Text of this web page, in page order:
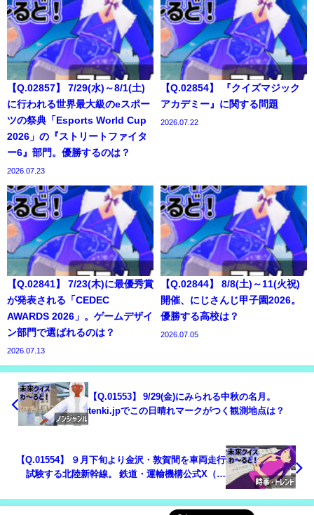
【Q.02857】 7/29(水)～8/1(土)
に行われる世界最大級のeスポー
ツの祭典「Esports World Cup
2026」の『ストリートファイタ
ー6』部門。優勝するのは？
2026.07.23
【Q.02854】 『クイズマジック
アカデミー』に関する問題
2026.07.22
【Q.02841】 7/23(木)に最優秀賞
が発表される「CEDEC
AWARDS 2026」。ゲームデザイ
ン部門で選ばれるのは？
2026.07.13
【Q.02844】 8/8(土)～11(火祝)
開催、にじさんじ甲子園2026。
優勝する高校は？
2026.07.05
【Q.01553】 9/29(金)にみられる中秋の名月。
tenki.jpでこの日晴れマークがつく観測地点は？
【Q.01554】 ９月下旬より金沢・敦賀間を車両走行
試験する北陸新幹線。 鉄道・運輸機構公式X（旧